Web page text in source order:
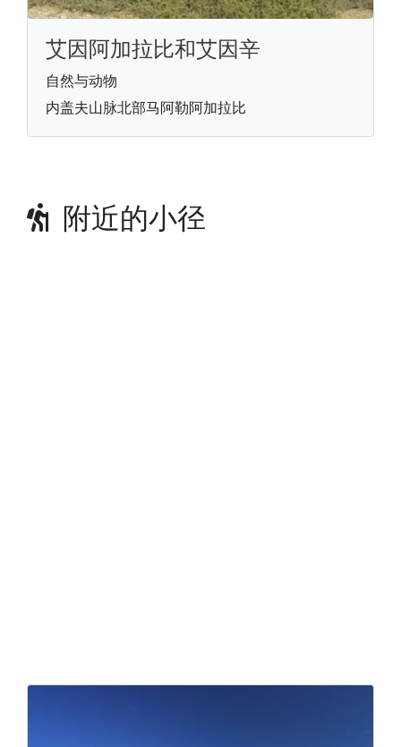
艾因阿加拉比和艾因辛
自然与动物
内盖夫山脉北部马阿勒阿加拉比
附近的小径